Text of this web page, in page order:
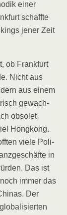
einer
schaff­te
jener Zeit
ob Frank­furt
Nicht aus
aus einem
gewach­
obso­let
Hong­kong.
vie­le Poli­
in
Das ist
immer das
Der